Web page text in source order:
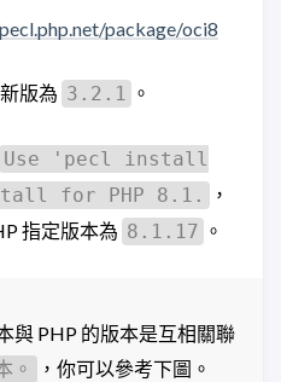
package/oci8
版為 3.2.1 。
Use 'pecl install
for PHP 8.1.
，
指定版本為 8.1.17 。
與 PHP 的版本是互相關聯
。 ，你可以參考下圖。